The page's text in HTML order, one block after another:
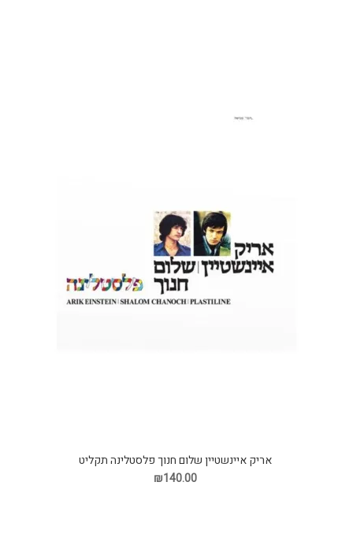
אריק איינשטיין שלום חנוך פלסטלינה תקליט
₪140.00